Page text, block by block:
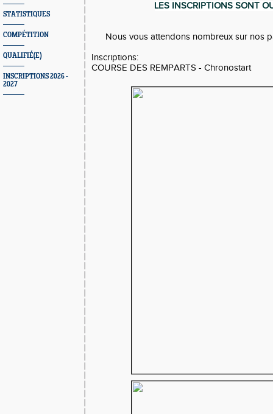
STATISTIQUES
COMPÉTITION
QUALIFIÉ(E)
INSCRIPTIONS 2026 -
2027
LES INSCRIPTIONS SONT
Nous vous attendons nombreux sur nos
Inscriptions:
COURSE DES REMPARTS - Chronostart